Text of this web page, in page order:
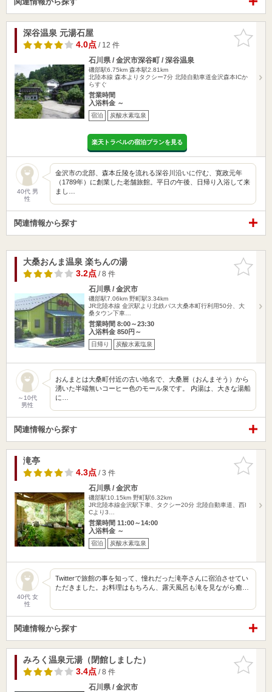
お気に入
りに追加
深谷温泉 元湯石屋
4.0点/ 12 件
石川県 / 金沢市深谷町 / 深谷温泉
磯部駅6.75km 森本駅2.81km
北陸本線 森本よりタクシー7分 北陸自動車道金沢森本ICか
らすぐ
営業時間
入浴料金 ～
宿泊 炭酸水素塩泉
楽天トラベルの宿泊プランを見る
40代 男
性
金沢市の北部、森本丘陵を流れる深谷川沿いに佇む、寛政元年
（1789年）に創業した老舗旅館。平日の午後、日帰り入浴して来
まし…
関連情報から探す
お気に入
りに追加
大桑おんま温泉 楽ちんの湯
3.2点/ 8 件
石川県 / 金沢市
磯部駅7.06km 野町駅3.34km
JR北陸本線 金沢駅より北鉄バス大桑本町行利用50分、大
桑タウン下車…
営業時間 8:00～23:30
入浴料金 850円～
日帰り 炭酸水素塩泉
～10代
男性
おんまとは大桑町付近の古い地名で、大桑層（おんまそう）から
湧いた半端無いコーヒー色のモール泉です。 内湯は、大きな湯船
に…
関連情報から探す
お気に入
りに追加
滝亭
4.3点/ 3 件
石川県 / 金沢市
磯部駅10.15km 野町駅6.32km
JR北陸本線金沢駅下車、タクシー20分 北陸自動車道、西I
Cより3…
営業時間 11:00～14:00
入浴料金 ～
宿泊 炭酸水素塩泉
40代 女
性
Twitterで旅館の事を知って、憧れだった滝亭さんに宿泊させてい
ただきました。お料理はもちろん、露天風呂も滝を見ながら癒…
関連情報から探す
お気に入
りに追加
みろく温泉元湯（閉館しました）
3.4点/ 8 件
石川県 / 金沢市